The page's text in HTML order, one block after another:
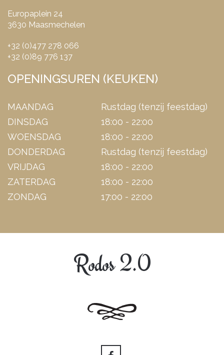
Europaplein 24
3630 Maasmechelen
+32 (0)477 278 066
+32 (0)89 776 137
OPENINGSUREN (KEUKEN)
MAANDAG
DINSDAG
WOENSDAG
DONDERDAG
VRIJDAG
ZATERDAG
ZONDAG
Rustdag (tenzij feestdag)
18:00 - 22:00
18:00 - 22:00
Rustdag (tenzij feestdag)
18:00 - 22:00
18:00 - 22:00
17:00 - 22:00
Rodos 2.0